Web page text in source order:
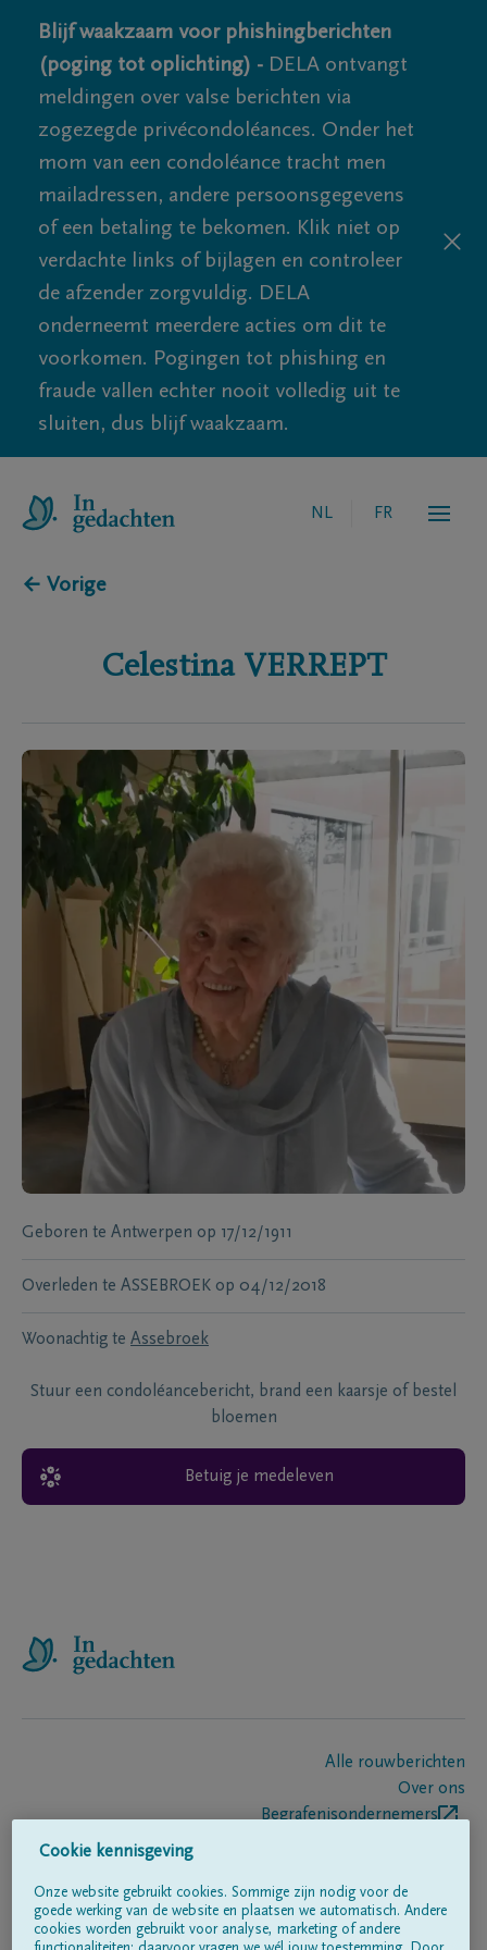
Blijf waakzaam voor phishingberichten
(poging tot oplichting) - DELA ontvangt
meldingen over valse berichten via
zogezegde privécondoléances. Onder het
mom van een condoléance tracht men
mailadressen, andere persoonsgegevens
of een betaling te bekomen. Klik niet op
verdachte links of bijlagen en controleer
de afzender zorgvuldig. DELA
onderneemt meerdere acties om dit te
voorkomen. Pogingen tot phishing en
fraude vallen echter nooit volledig uit te
sluiten, dus blijf waakzaam.
NL FR
← Vorige
Celestina VERREPT
Geboren te Antwerpen op 17/12/1911
Overleden te ASSEBROEK op 04/12/2018
Woonachtig te Assebroek
Stuur een condoléancebericht, brand een kaarsje of bestel
bloemen
Betuig je medeleven
Alle rouwberichten
Over ons
Begrafenisondernemers
Volg ons op
Cookie kennisgeving
Onze website gebruikt cookies. Sommige zijn nodig voor de
goede werking van de website en plaatsen we automatisch. Andere
cookies worden gebruikt voor analyse, marketing of andere